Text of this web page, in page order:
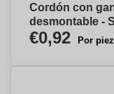
Cordón con
desmontable -
€0,92 Por